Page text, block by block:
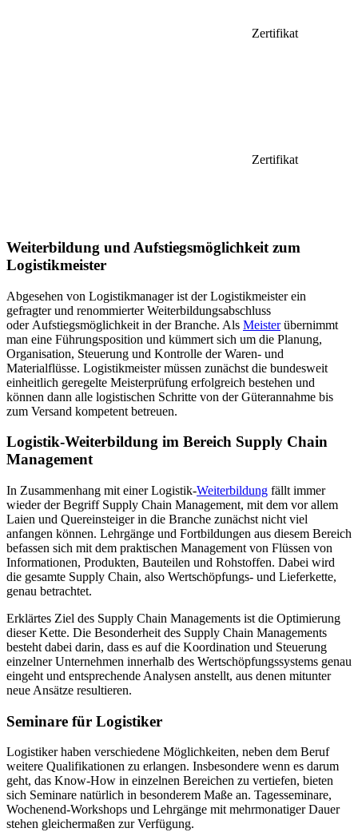
Zertifikat
Zertifikat
Weiterbildung und Aufstiegsmöglichkeit zum
Logistikmeister
Abgesehen von Logistikmanager ist der Logistikmeister ein
gefragter und renommierter Weiterbildungsabschluss
oder Aufstiegsmöglichkeit in der Branche. Als Meisterübernimmt
man eine Führungsposition und kümmert sich um die Planung,
Organisation, Steuerung und Kontrolle der Waren- und
Materialflüsse. Logistikmeister müssen zunächst die bundesweit
einheitlich geregelte Meisterprüfung erfolgreich bestehen und
können dann alle logistischen Schritte von der Güterannahme bis
zum Versand kompetent betreuen.
Logistik-Weiterbildung im Bereich Supply Chain
Management
In Zusammenhang mit einer Logistik-Weiterbildung fällt immer
wieder der Begriff Supply Chain Management, mit dem vor allem
Laien und Quereinsteiger in die Branche zunächst nicht viel
anfangen können. Lehrgänge und Fortbildungen aus diesem Bereich
befassen sich mit dem praktischen Management von Flüssen von
Informationen, Produkten, Bauteilen und Rohstoffen. Dabei wird
die gesamte Supply Chain, also Wertschöpfungs- und Lieferkette,
genau betrachtet.
Erklärtes Ziel des Supply Chain Managements ist die Optimierung
dieser Kette. Die Besonderheit des Supply Chain Managements
besteht dabei darin, dass es auf die Koordination und Steuerung
einzelner Unternehmen innerhalb des Wertschöpfungssystems genau
eingeht und entsprechende Analysen anstellt, aus denen mitunter
neue Ansätze resultieren.
Seminare für Logistiker
Logistiker haben verschiedene Möglichkeiten, neben dem Beruf
weitere Qualifikationen zu erlangen. Insbesondere wenn es darum
geht, das Know-How in einzelnen Bereichen zu vertiefen, bieten
sich Seminare natürlich in besonderem Maße an. Tagesseminare,
Wochenend-Workshops und Lehrgänge mit mehrmonatiger Dauer
stehen gleichermaßen zur Verfügung.